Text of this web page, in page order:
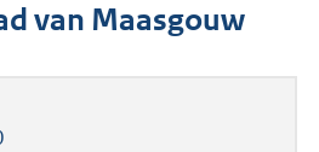
van Maasgouw